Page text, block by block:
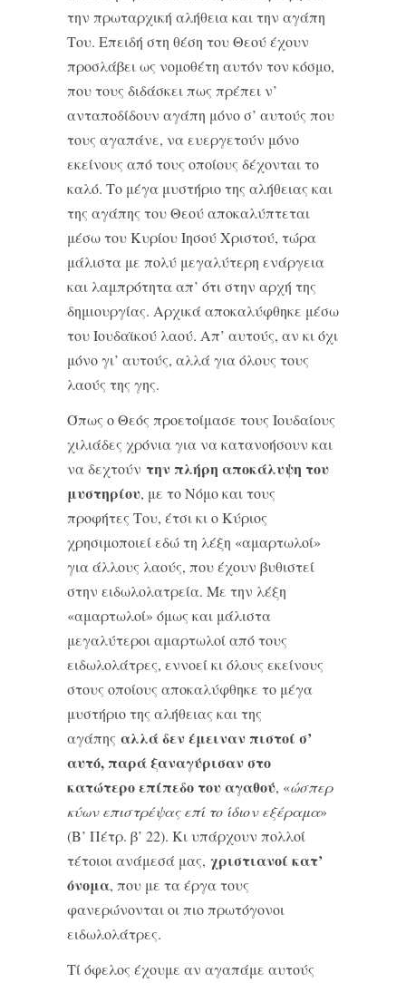
την πρωταρχική αλήθεια και την αγάπη
Του. Επειδή στη θέση του Θεού έχουν
προσλάβει ως νομοθέτη αυτόν τον κόσμο,
που τους διδάσκει πως πρέπει ν’
ανταποδίδουν αγάπη μόνο σ’ αυτούς που
τους αγαπάνε, να ευεργετούν μόνο
εκείνους από τους οποίους δέχονται το
καλό. Το μέγα μυστήριο της αλήθειας και
της αγάπης του Θεού αποκαλύπτεται
μέσω του Κυρίου Ιησού Χριστού, τώρα
μάλιστα με πολύ μεγαλύτερη ενάργεια
και λαμπρότητα απ’ ότι στην αρχή της
δημιουργίας. Αρχικά αποκαλύφθηκε μέσω
του Ιουδαϊκού λαού. Απ’ αυτούς, αν κι όχι
μόνο γι’ αυτούς, αλλά για όλους τους
λαούς της γης.
Όπως ο Θεός προετοίμασε τους Ιουδαίους
χιλιάδες χρόνια για να κατανοήσουν και
να δεχτούν την πλήρη αποκάλυψη του
μυστηρίου, με το Νόμο και τους
προφήτες Του, έτσι κι ο Κύριος
χρησιμοποιεί εδώ τη λέξη «αμαρτωλοί»
για άλλους λαούς, που έχουν βυθιστεί
στην ειδωλολατρεία. Με την λέξη
«αμαρτωλοί» όμως και μάλιστα
μεγαλύτεροι αμαρτωλοί από τους
ειδωλολάτρες, εννοεί κι όλους εκείνους
στους οποίους αποκαλύφθηκε το μέγα
μυστήριο της αλήθειας και της
αγάπης αλλά δεν έμειναν πιστοί σ’
αυτό, παρά ξαναγύρισαν στο
κατώτερο επίπεδο του αγαθού, «ώσπερ
κύων επιστρέψας επί το ίδιον εξέραμα»
(Β’ Πέτρ. β’ 22). Κι υπάρχουν πολλοί
τέτοιοι ανάμεσά μας, χριστιανοί κατ’
όνομα, που με τα έργα τους
φανερώνονται οι πιο πρωτόγονοι
ειδωλολάτρες.
Τί όφελος έχουμε αν αγαπάμε αυτούς